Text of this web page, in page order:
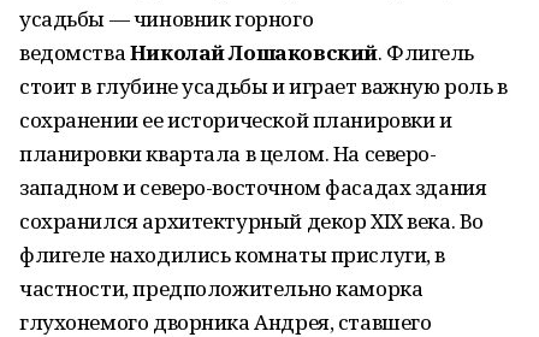
усадьбы — чиновник горного
ведомстваНиколай Лошаковский. Флигель
стоит в глубине усадьбы и играет важную роль в
сохранении ее исторической планировки и
планировки квартала в целом. На северо-
западном и северо-восточном фасадах здания
сохранился архитектурный декор XIX века. Во
флигеле находились комнаты прислуги, в
частности, предположительно каморка
глухонемого дворника Андрея, ставшего